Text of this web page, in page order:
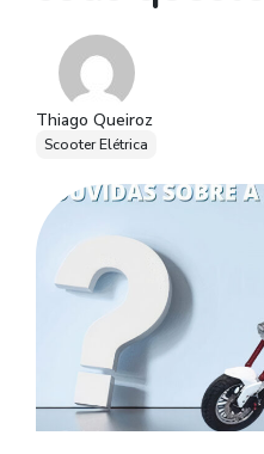
Thiago Queiroz
Scooter Elétrica